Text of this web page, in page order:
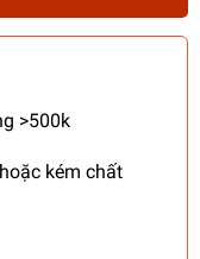
>500k
kém chất